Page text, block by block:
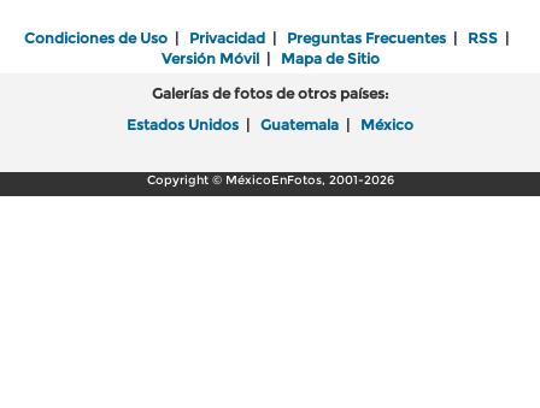
Condiciones de Uso | Privacidad | Preguntas Frecuentes | RSS |
Versión Móvil| Mapa de Sitio
Galerías de fotos de otros países:
Estados Unidos | Guatemala | México
Copyright © MéxicoEnFotos, 2001-2026